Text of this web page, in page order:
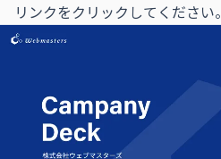
リンクをクリックしてください。